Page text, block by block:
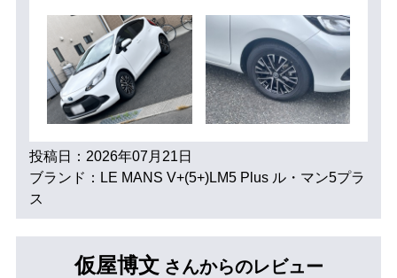
投稿日：2026年07月21日
ブランド：LE MANS V+(5+)LM5 Plus ル・マン5プラ
ス
仮屋博文 さんからのレビュー